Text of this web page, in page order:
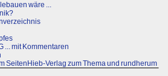
wäre ...
... mit Kommentaren
SeitenHieb-Verlag zum Thema und rundherum